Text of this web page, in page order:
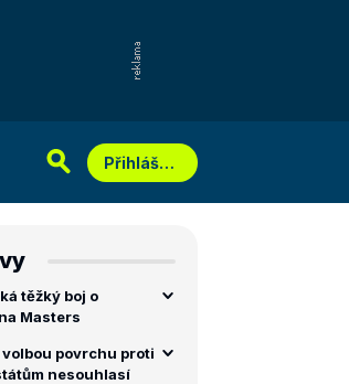
Přihlášení
těžký boj o
Masters
povrchu proti
nesouhlasí